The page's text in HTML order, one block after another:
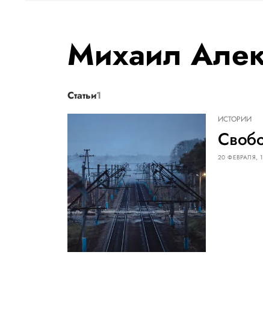
Михаил
Статьи1
ИСТОРИИ
20 ФЕВРАЛЯ,